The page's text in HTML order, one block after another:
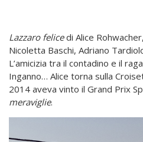
Lazzaro felicedi Alice
Nicoletta Baschi, Adriano
L’amicizia tra il contadino e il
Inganno… Alice torna sulla
2014 aveva vinto il Grand Prix
meraviglie.